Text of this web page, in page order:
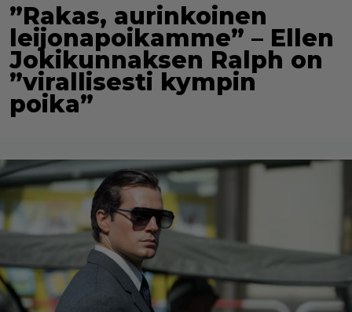
”Rakas, aurinkoinen
leijonapoikamme” – Ellen
Jokikunnaksen Ralph on
”virallisesti kympin
poika”